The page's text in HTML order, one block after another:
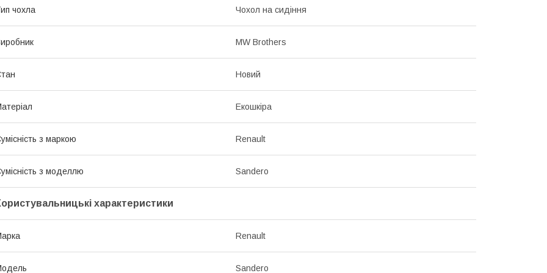
чохла Чохол на сидіння
MW Brothers
Новий
Екошкіра
з маркою Renault
з моделлю Sandero
характеристики
Renault
Sandero